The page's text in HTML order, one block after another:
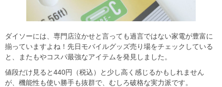
ダイソーには、専門店泣かせと言っても過言ではない家電が豊富に
揃っていますよね！先日モバイルグッズ売り場をチェックしている
と、またもやコスパ最強なアイテムを発見しました。
値段だけ見ると440円（税込）と少し高く感じるかもしれません
が、機能性も使い勝手も抜群で、むしろ破格な実力派です。